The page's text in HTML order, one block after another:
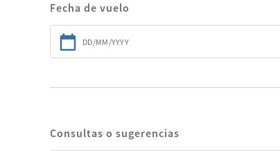
Fecha de vuelo
Consultas o sugerencias